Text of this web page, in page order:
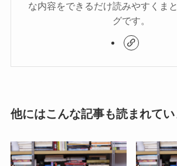
な内容をできるだけ読みやすくま
グです。
他にはこんな記事も読まれて